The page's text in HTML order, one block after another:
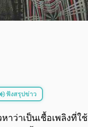
ฟังสรุปข่าว
าว่าเป็นเชื้อเพลิงที่